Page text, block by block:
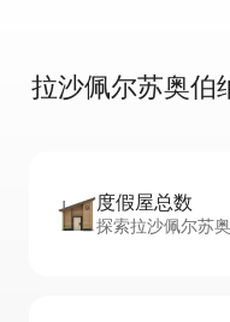
拉沙佩尔苏奥伯
度假屋总数
探索拉沙佩尔苏